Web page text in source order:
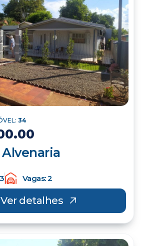
34
Alvenaria
Vagas: 2
Ver detalhes